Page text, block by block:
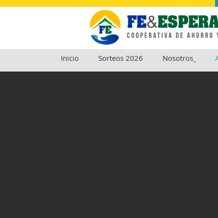
Inicio Sorteos 2026 Nosotrosˬ